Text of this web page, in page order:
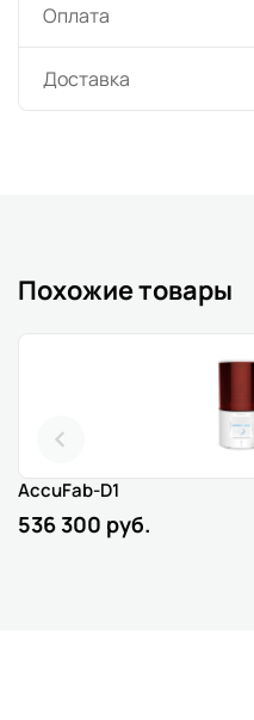
Оплата
Доставка
Похожие товары
AccuFab-D1
536 300 руб.